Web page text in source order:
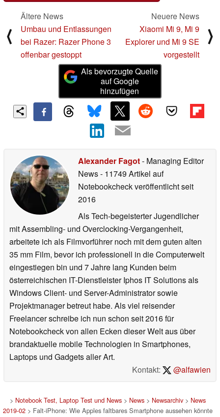
⟨
Ältere News
Umbau und Entlassungen
bei Razer: Razer Phone 3
offenbar gestoppt
Neuere News
Xiaomi Mi 9, Mi 9
Explorer und Mi 9 SE
vorgestellt
⟩
Als bevorzugte Quelle
auf Google
hinzufügen
Alexander Fagot- Managing Editor
News- 11749 Artikel auf
Notebookcheck veröffentlichtseit
2016
Als Tech-begeisterter Jugendlicher
mit Assembling- und Overclocking-Vergangenheit,
arbeitete ich als Filmvorführer noch mit dem guten alten
35 mm Film, bevor ich professionell in die Computerwelt
eingestiegen bin und 7 Jahre lang Kunden beim
österreichischen IT-Dienstleister Iphos IT Solutions als
Windows Client- und Server-Administrator sowie
Projektmanager betreut habe. Als viel reisender
Freelancer schreibe ich nun schon seit 2016 für
Notebookcheck von allen Ecken dieser Welt aus über
brandaktuelle mobile Technologien in Smartphones,
Laptops und Gadgets aller Art.
Kontakt:
@alfawien
> Notebook Test, Laptop Test und News> News> Newsarchiv> News
2019-02> Falt-iPhone: Wie Apples faltbares Smartphone aussehen könnte